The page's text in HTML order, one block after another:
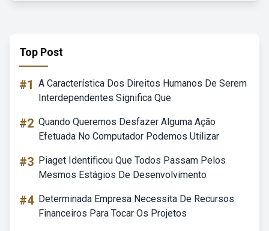
Top Post
#1 A Característica Dos Direitos Humanos De Serem
Interdependentes Significa Que
#2 Quando Queremos Desfazer Alguma Ação
Efetuada No Computador Podemos Utilizar
#3 Piaget Identificou Que Todos Passam Pelos
Mesmos Estágios De Desenvolvimento
#4 Determinada Empresa Necessita De Recursos
Financeiros Para Tocar Os Projetos